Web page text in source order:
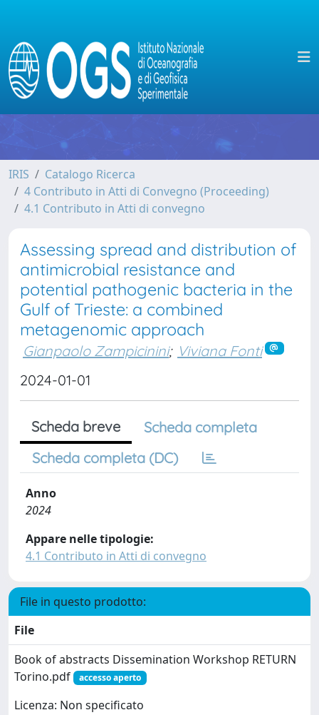
IRIS
Catalogo Ricerca
4 Contributo in Atti di Convegno (Proceeding)
4.1 Contributo in Atti di convegno
Assessing spread and distribution of
antimicrobial resistance and
potential pathogenic bacteria in the
Gulf of Trieste: a combined
metagenomic approach
Gianpaolo Zampicinini; Viviana Fonti
2024-01-01
Scheda breve
Scheda completa
Scheda completa (DC)
Anno
2024
Appare nelle tipologie:
4.1 Contributo in Atti di convegno
File in questo prodotto:
File
Book of abstracts Dissemination Workshop RETURN
Torino.pdf
accesso aperto
Licenza: Non specificato